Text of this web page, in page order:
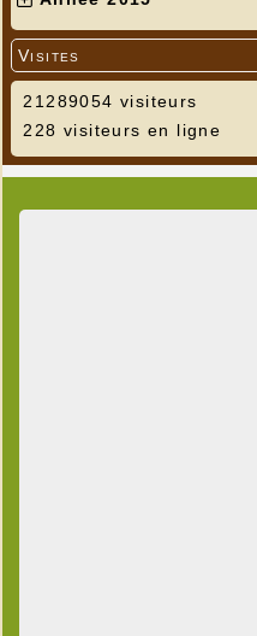
Visites
21289054 visiteurs
228 visiteurs en ligne